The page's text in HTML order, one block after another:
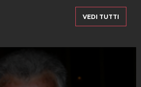
VEDI TUTTI